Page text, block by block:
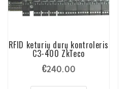
RFID keturių durų kontroleris
C3-400 ZkTeco
€240.00